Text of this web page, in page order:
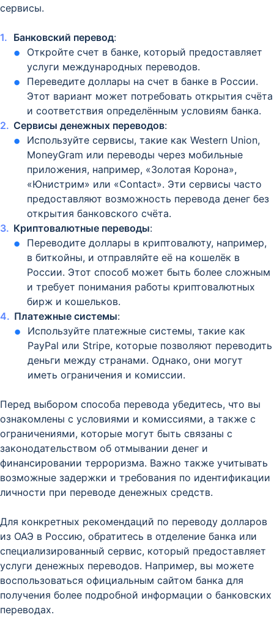
сервисы.
Банковский перевод:
Откройте счет в банке, который предоставляет
услуги международных переводов.
Переведите доллары на счет в банке в России.
Этот вариант может потребовать открытия счёта
и соответствия определённым условиям банка.
Сервисы денежных переводов:
Используйте сервисы, такие как Western Union,
MoneyGram или переводы через мобильные
приложения, например, «Золотая Корона»,
«Юнистрим» или «Contact». Эти сервисы часто
предоставляют возможность перевода денег без
открытия банковского счёта.
Криптовалютные переводы:
Переводите доллары в криптовалюту, например,
в биткойны, и отправляйте её на кошелёк в
России. Этот способ может быть более сложным
и требует понимания работы криптовалютных
бирж и кошельков.
Платежные системы:
Используйте платежные системы, такие как
PayPal или Stripe, которые позволяют переводить
деньги между странами. Однако, они могут
иметь ограничения и комиссии.
Перед выбором способа перевода убедитесь, что вы
ознакомлены с условиями и комиссиями, а также с
ограничениями, которые могут быть связаны с
законодательством об отмывании денег и
финансировании терроризма. Важно также учитывать
возможные задержки и требования по идентификации
личности при переводе денежных средств.
Для конкретных рекомендаций по переводу долларов
из ОАЭ в Россию, обратитесь в отделение банка или
специализированный сервис, который предоставляет
услуги денежных переводов. Например, вы можете
воспользоваться официальным сайтом банка для
получения более подробной информации о банковских
переводах.